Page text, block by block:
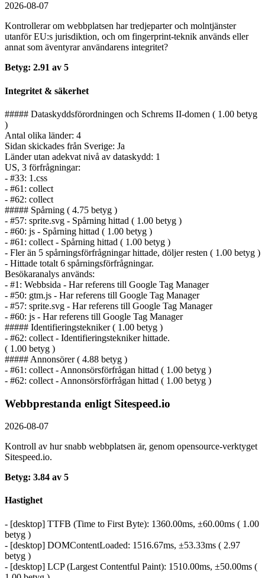
2026-08-07
Kontrollerar om webbplatsen har tredjeparter och molntjänster
utanför EU:s jurisdiktion, och om fingerprint-teknik används eller
annat som äventyrar användarens integritet?
Betyg: 2.91 av 5
Integritet & säkerhet
##### Dataskyddsförordningen och Schrems II-domen ( 1.00 betyg
)
Antal olika länder: 4
Sidan skickades från Sverige: Ja
Länder utan adekvat nivå av dataskydd: 1
US, 3 förfrågningar:
- #33: 1.css
- #61: collect
- #62: collect
##### Spårning ( 4.75 betyg )
- #57: sprite.svg - Spårning hittad ( 1.00 betyg )
- #60: js - Spårning hittad ( 1.00 betyg )
- #61: collect - Spårning hittad ( 1.00 betyg )
- Fler än 5 spårnings­förfrågningar hittade, döljer resten ( 1.00 betyg )
- Hittade totalt 6 spårnings­förfrågningar.
Besökaranalys används:
- #1: Webbsida - Har referens till Google Tag Manager
- #50: gtm.js - Har referens till Google Tag Manager
- #57: sprite.svg - Har referens till Google Tag Manager
- #60: js - Har referens till Google Tag Manager
##### Identifierings­tekniker ( 1.00 betyg )
- #62: collect - Identifierings­tekniker hittade.
( 1.00 betyg )
##### Annonsörer ( 4.88 betyg )
- #61: collect - Annonsörs­förfrågan hittad ( 1.00 betyg )
- #62: collect - Annonsörs­förfrågan hittad ( 1.00 betyg )
Webbprestanda enligt Sitespeed.io
2026-08-07
Kontroll av hur snabb webbplatsen är, genom opensource-verktyget
Sitespeed.io.
Betyg: 3.84 av 5
Hastighet
- [desktop] TTFB (Time to First Byte): 1360.00ms, ±60.00ms ( 1.00
betyg )
- [desktop] DOMContentLoaded: 1516.67ms, ±53.33ms ( 2.97
betyg )
- [desktop] LCP (Largest Contentful Paint): 1510.00ms, ±50.00ms (